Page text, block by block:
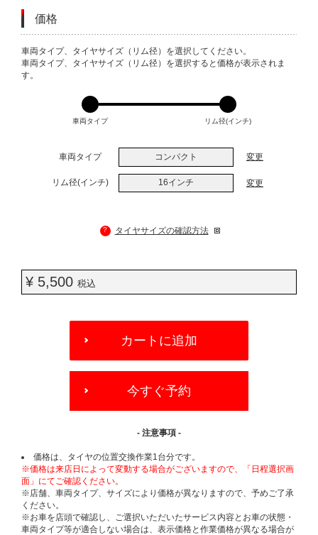
価格
VARIATIONS
車両タイプ、タイヤサイズ（リム径）を選択してください。
車両タイプ、タイヤサイズ（リム径）を選択すると価格が表示されま
す。
車両タイプ リム径(インチ)
車両タイプ コンパクト 変更
リム径(インチ) 16インチ 変更
? タイヤサイズの確認方法
¥ 5,500 税込
OPTIONS
カートに追加
今すぐ予約
- 注意事項 -
価格は、タイヤの位置交換作業1台分です。
※価格は来店日によって変動する場合がございますので、「日程選択画
面」にてご確認ください。
※店舗、車両タイプ、サイズにより価格が異なりますので、予めご了承
ください。
※お車を店頭で確認し、ご選択いただいたサービス内容とお車の状態・
車両タイプ等が適合しない場合は、表示価格と作業価格が異なる場合が